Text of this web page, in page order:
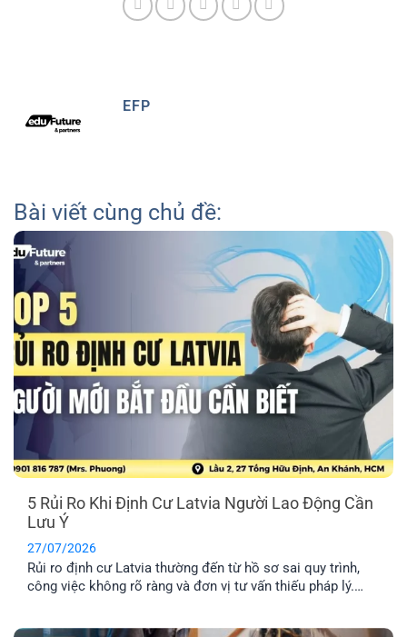
EFP
Bài viết cùng chủ đề:
5 Rủi Ro Khi Định Cư Latvia Người Lao Động Cần
Lưu Ý
27/07/2026
Rủi ro định cư Latvia thường đến từ hồ sơ sai quy trình,
công việc không rõ ràng và đơn vị tư vấn thiếu pháp lý.